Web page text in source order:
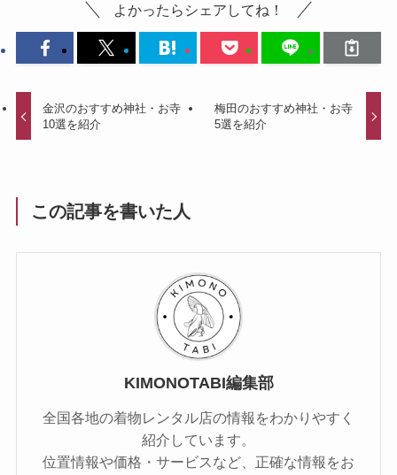
よかったらシェアしてね！
金沢のおすすめ神社・お寺
10選を紹介
梅田のおすすめ神社・お寺
5選を紹介
この記事を書いた人
KIMONOTABI編集部
全国各地の着物レンタル店の情報をわかりやすく
紹介しています。
位置情報や価格・サービスなど、正確な情報をお